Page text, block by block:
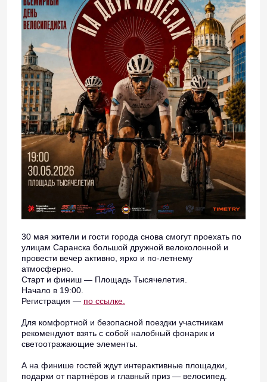
30 мая жители и гости города снова смогут проехать по
улицам Саранска большой дружной велоколонной и
провести вечер активно, ярко и по-летнему
атмосферно.
Старт и финиш — Площадь Тысячелетия.
Начало в 19:00.
Регистрация — по ссылке.
Для комфортной и безопасной поездки участникам
рекомендуют взять с собой налобный фонарик и
светоотражающие элементы.
А на финише гостей ждут интерактивные площадки,
подарки от партнёров и главный приз — велосипед.